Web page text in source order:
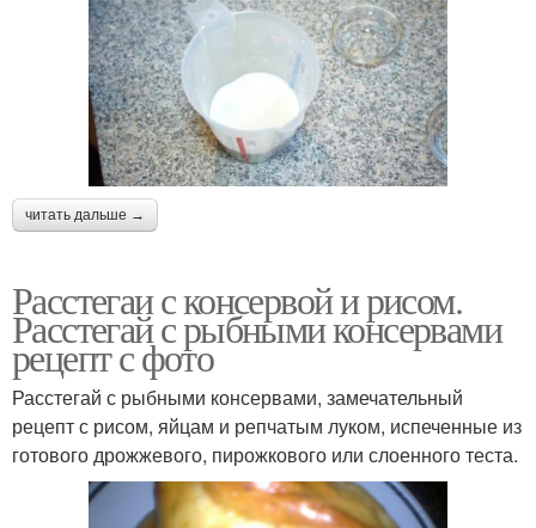
читать дальше →
Расстегаи с консервой и рисом.
Расстегай с рыбными консервами
рецепт с фото
Расстегай с рыбными консервами, замечательный
рецепт с рисом, яйцам и репчатым луком, испеченные из
готового дрожжевого, пирожкового или слоенного теста.